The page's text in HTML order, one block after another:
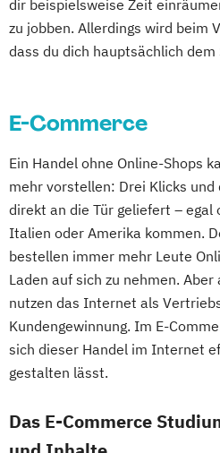
dir beispielsweise Zeit
zu jobben. Allerdings wird beim
dass du dich hauptsächlich
E-Commerce
Ein Handel ohne Online-Shops
mehr vorstellen: Drei Klicks und
direkt an die Tür geliefert – egal
Italien oder Amerika kommen.
bestellen immer mehr Leute
Laden auf sich zu nehmen.
nutzen das Internet als
Kundengewinnung. Im E-
sich dieser Handel im Internet
gestalten lässt.
Das E-Commerce